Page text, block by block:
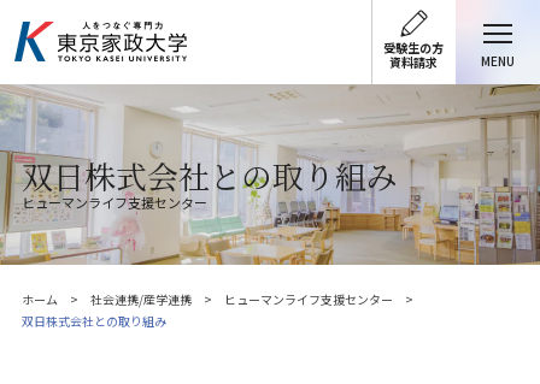
受験生の方
資料請求
MENU
双日株式会社との取り組み
ヒューマンライフ支援センター
ホーム 社会連携/産学連携
ヒューマンライフ支援センター
双日株式会社との取り組み